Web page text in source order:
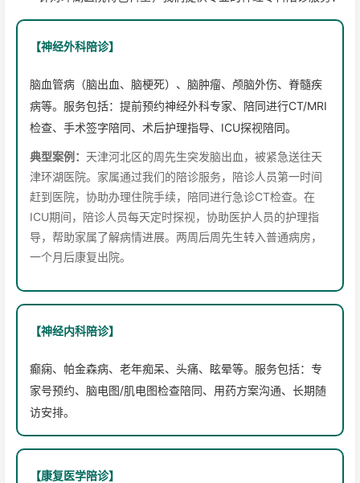
【神经外科陪诊】
脑血管病（脑出血、脑梗死）、脑肿瘤、颅脑外伤、脊髓疾
病等。服务包括：提前预约神经外科专家、陪同进行CT/MRI
检查、手术签字陪同、术后护理指导、ICU探视陪同。
典型案例： 天津河北区的周先生突发脑出血，被紧急送往天
津环湖医院。家属通过我们的陪诊服务，陪诊人员第一时间
赶到医院，协助办理住院手续，陪同进行急诊CT检查。在
ICU期间，陪诊人员每天定时探视，协助医护人员的护理指
导，帮助家属了解病情进展。两周后周先生转入普通病房，
一个月后康复出院。
【神经内科陪诊】
癫痫、帕金森病、老年痴呆、头痛、眩晕等。服务包括：专
家号预约、脑电图/肌电图检查陪同、用药方案沟通、长期随
访安排。
【康复医学陪诊】